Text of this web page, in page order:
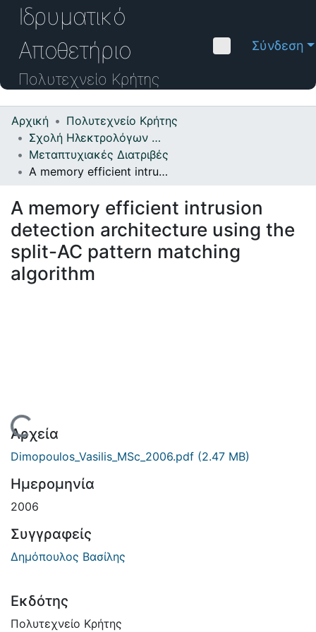
Ιδρυματικό
Αποθετήριο
Πολυτεχνείο Κρήτης
Σύνδεση
Κοινότητες & Συλλογές
Πλοήγηση στο Αποθετήριο
Επικοινωνία
Οδηγός Βοήθειας
Αρχική
Πολυτεχνείο Κρήτης
Σχολή Ηλεκτρολόγων Μηχανικών και Μηχανικών Υπολογιστών
Μεταπτυχιακές Διατριβές
A memory efficient intrusion detection architecture using the split-AC pattern matching algorithm
A memory efficient intrusion
detection architecture using the
split-AC pattern matching
algorithm
Φόρτωση...
Αρχεία
Dimopoulos_Vasilis_MSc_2006.pdf (2.47 MB)
Ημερομηνία
2006
Συγγραφείς
Δημόπουλος Βασίλης
Εκδότης
Πολυτεχνείο Κρήτης